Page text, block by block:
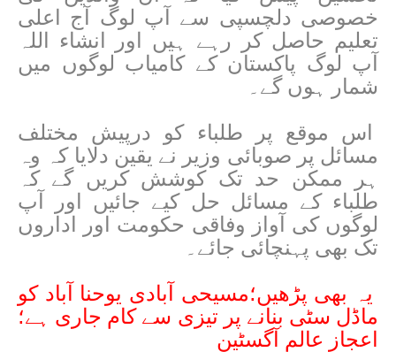
خصوصی دلچسپی سے آپ لوگ آج اعلی
تعلیم حاصل کر رہے ہیں اور انشاء اللہ
آپ لوگ پاکستان کے کامیاب لوگوں میں
شمار ہوں گے۔
اس موقع پر طلباء کو درپیش مختلف
مسائل پر صوبائی وزیر نے یقین دلایا کہ وہ
ہر ممکن حد تک کوشش کریں گے کہ
طلباء کے مسائل حل کیے جائیں اور آپ
لوگوں کی آواز وفاقی حکومت اور اداروں
تک بھی پہنچائی جائے۔
یہ بھی پڑھیں؛مسیحی آبادی یوحنا آباد کو
ماڈل سٹی بنانے پر تیزی سے کام جاری ہے؛
اعجاز عالم آگسٹین